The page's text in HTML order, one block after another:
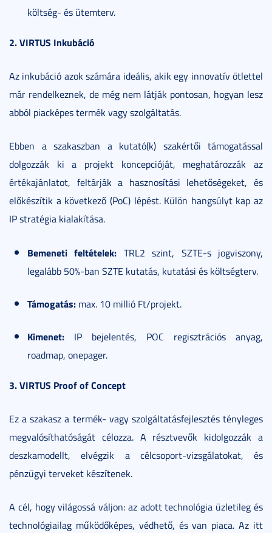
költség- és ütemterv.
2. VIRTUS Inkubáció
Az inkubáció azok számára ideális, akik egy innovatív ötlettel
már rendelkeznek, de még nem látják pontosan, hogyan lesz
abból piacképes termék vagy szolgáltatás.
Ebben a szakaszban a kutató(k) szakértői támogatással
dolgozzák ki a projekt koncepcióját, meghatározzák az
értékajánlatot, feltárják a hasznosítási lehetőségeket, és
előkészítik a következő (PoC) lépést. Külön hangsúlyt kap az
IP stratégia kialakítása.
Bemeneti feltételek: TRL2 szint, SZTE-s jogviszony,
legalább 50%-ban SZTE kutatás, kutatási és költségterv.
Támogatás: max. 10 millió Ft/projekt.
Kimenet: IP bejelentés, POC regisztrációs anyag,
roadmap, onepager.
3. VIRTUS Proof of Concept
Ez a szakasz a termék- vagy szolgáltatásfejlesztés tényleges
megvalósíthatóságát célozza. A résztvevők kidolgozzák a
deszkamodellt, elvégzik a célcsoport-vizsgálatokat, és
pénzügyi terveket készítenek.
A cél, hogy világossá váljon: az adott technológia üzletileg és
technológiailag működőképes, védhető, és van piaca. Az itt